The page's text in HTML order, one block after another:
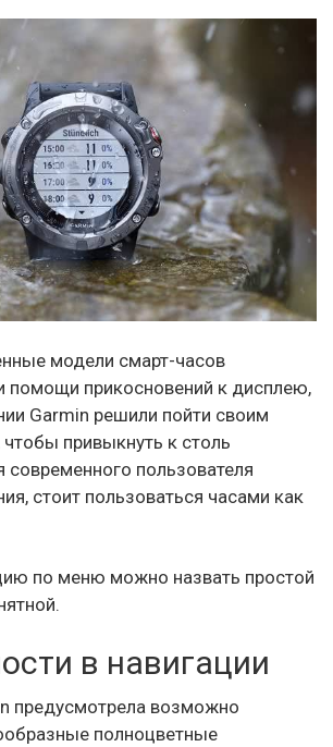
модели смарт-часов
помощи прикосновений к дисплею,
Garmin решили пойти своим
привыкнуть к столь
пользователя
стоит пользоваться часами как
по меню можно назвать простой
в навигации
предусмотрела возможно
полноцветные